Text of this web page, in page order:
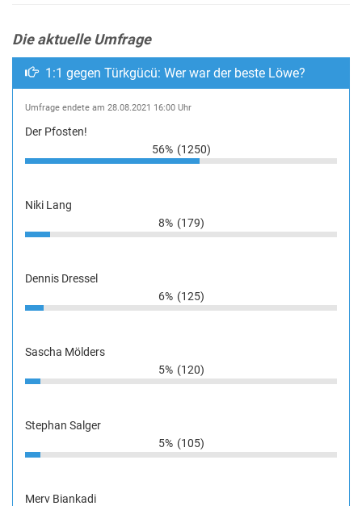
Die aktuelle Umfrage
1:1 gegen Türkgücü: Wer war der beste Löwe?
Umfrage endete am 28.08.2021 16:00 Uhr
Der Pfosten!
56% (1250)
Niki Lang
8% (179)
Dennis Dressel
6% (125)
Sascha Mölders
5% (120)
Stephan Salger
5% (105)
Merv Biankadi